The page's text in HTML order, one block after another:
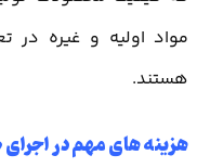
مواد اولیه و غیره در
هستند.
هزینه های مهم در